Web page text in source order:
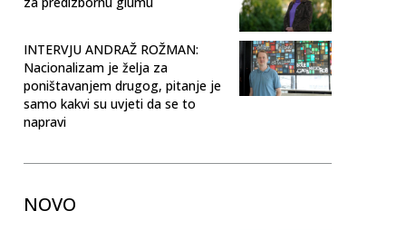
INTERVJU ANDRAŽ ROŽMAN:
Nacionalizam je želja za
poništavanjem drugog, pitanje je
samo kakvi su uvjeti da se to
napravi
NOVO